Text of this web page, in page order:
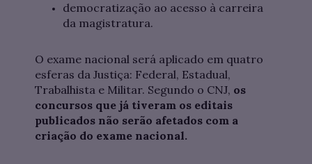
democratização ao acesso à carreira
da magistratura.
O exame nacional será aplicado em quatro
esferas da Justiça: Federal, Estadual,
Trabalhista e Militar. Segundo o CNJ, os
concursos que já tiveram os editais
publicados não serão afetados com a
criação do exame nacional.